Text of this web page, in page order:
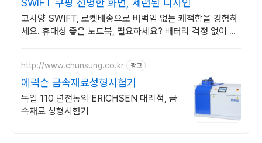
SWIFT 쿠팡 선명한 화면, 세련된 디자인
고사양 SWIFT, 로켓배송으로 버벅임 없는 쾌적함을 경험하
세요. 휴대성 좋은 노트북, 필요하세요? 배터리 걱정 없이 쿠
http://www.chunsung.co.kr 광고
에릭슨 금속재료성형시험기
독일 110 년전통의 ERICHSEN 대리점, 금
속재료 성형시험기